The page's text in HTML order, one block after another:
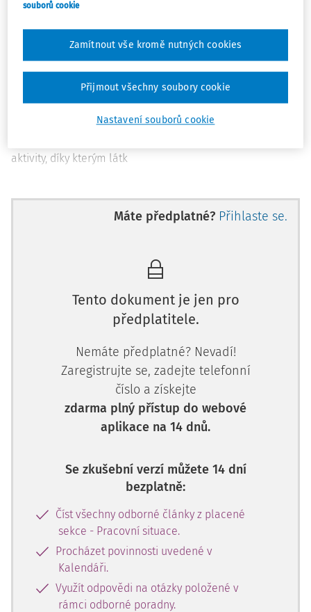
Vaši kolegové vás přirovnávají ke
„Komenskému v sukni“. Co na to
říkáte? Vnímáte se tak trochu
To je krásné přirovnání, ale sama
bych si to netroufla říct. Snažím se
aktivity, díky kterým látk
Máte předplatné? Přihlaste se.
Tento dokument je jen pro
předplatitele.
Nemáte předplatné? Nevadí!
Zaregistrujte se, zadejte telefonní
číslo a získejte
zdarma plný přístup do webové
aplikace na 14 dnů.
Se zkušební verzí můžete 14 dní
bezplatně:
Číst všechny odborné články z placené
sekce - Pracovní situace.
Procházet povinnosti uvedené v
Kalendáři.
Využít odpovědi na otázky položené v
rámci odborné poradny.
souborů cookie
Nastavení souborů cookie
Zamítnout vše kromě nutných cookies
Přijmout všechny soubory cookie